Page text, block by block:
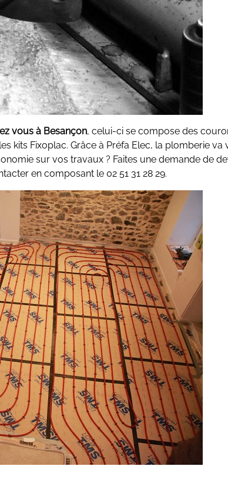
vous à Besançon, celui-ci se compose des
kits Fixoplac. Grâce à Préfa Elec, la plomberie va
sur vos travaux ? Faites une demande de
en composant le 02 51 31 28 29.